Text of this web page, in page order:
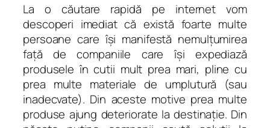
La o căutare rapidă pe internet vom
descoperi imediat că există foarte multe
persoane care îşi manifestă nemulţumirea
faţă de companiile care îşi expediază
produsele în cutii mult prea mari, pline cu
prea multe materiale de umplutură (sau
inadecvate). Din aceste motive prea multe
produse ajung deteriorate la destinaţie. Din